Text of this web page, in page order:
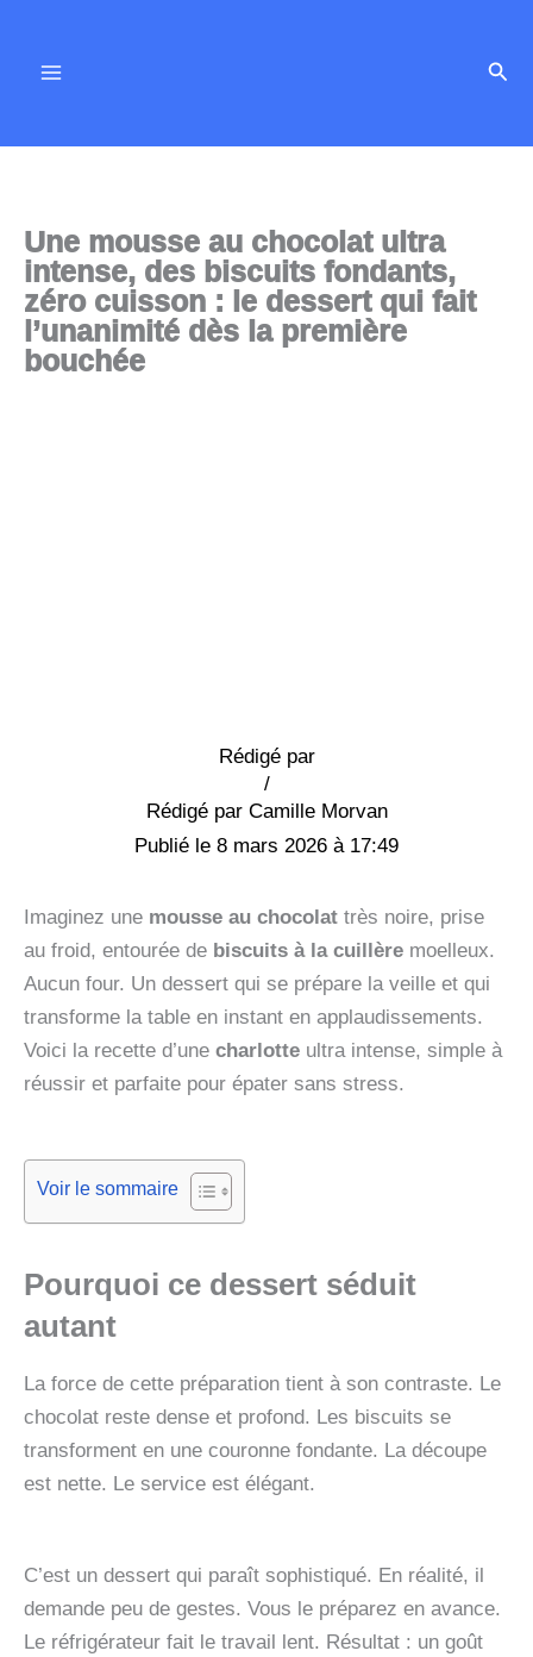
contenu
Une mousse au chocolat ultra
intense, des biscuits fondants,
zéro cuisson : le dessert qui fait
l’unanimité dès la première
bouchée
Rédigé par
Camille Morvan
/
8 mars 2026 à 17:49
Imaginez une mousse au chocolat très noire, prise
au froid, entourée de biscuits à la cuillère moelleux.
Aucun four. Un dessert qui se prépare la veille et qui
transforme la table en instant en applaudissements.
Voici la recette d’une charlotte ultra intense, simple à
réussir et parfaite pour épater sans stress.
Voir le sommaire
Pourquoi ce dessert séduit
autant
La force de cette préparation tient à son contraste. Le
chocolat reste dense et profond. Les biscuits se
transforment en une couronne fondante. La découpe
est nette. Le service est élégant.
C’est un dessert qui paraît sophistiqué. En réalité, il
demande peu de gestes. Vous le préparez en avance.
Le réfrigérateur fait le travail lent. Résultat : un goût